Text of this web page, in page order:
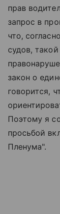
прав
запрос в
что,
судов,
закон о
говорится,
Поэтому я
просьбой
Пленума".